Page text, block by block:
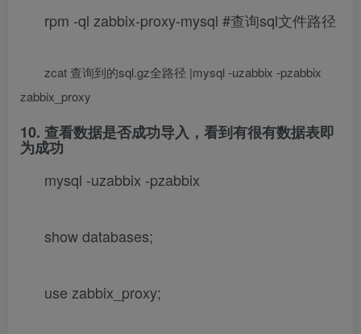
rpm -ql zabbix-proxy-mysql #查询sql文件路径
zcat 查询到的sql.gz全路径 |mysql -uzabbix -pzabbix
zabbix_proxy
10. 查看数据是否成功导入，看到有很有数据表即
为成功
mysql -uzabbix -pzabbix
show databases;
use zabbix_proxy;